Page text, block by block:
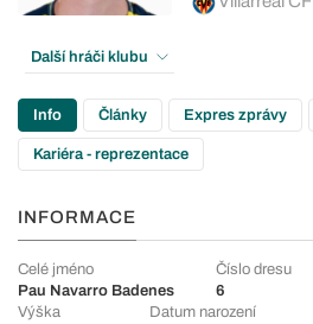
Další hráči klubu
Info Články Expres zprávy
Kariéra - reprezentace
INFORMACE
Celé jméno
Pau Navarro Badenes
Číslo dresu
6
Výška
Datum narození